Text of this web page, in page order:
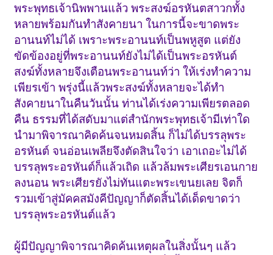
พระพุทธเจ้านิพพานแล้ว พระสงฆ์อรหันตสาวกทั้ง
หลายพร้อมกันทำสังคายนา ในการนี้จะขาดพระ
อานนท์ไม่ได้ เพราะพระอานนท์เป็นพหูสูต แต่ยัง
ขัดข้องอยู่ที่พระอานนท์ยังไม่ได้เป็นพระอรหันต์
สงฆ์ทั้งหลายจึงเตือนพระอานนท์ว่า ให้เร่งทำความ
เพียรเข้า พรุ่งนี้แล้วพระสงฆ์ทั้งหลายจะได้ทำ
สังคายนาในคืนวันนั้น ท่านได้เร่งความเพียรตลอด
คืน ธรรมที่ได้สดับมาแต่สำนักพระพุทธเจ้ามีเท่าใด
นำมาพิจารณาคิดค้นจนหมดสิ้น ก็ไม่ได้บรรลุพระ
อรหันต์ จนอ่อนเพลียจึงตัดสินใจว่า เอาเถอะไม่ได้
บรรลุพระอรหันต์ก็แล้วเถิด แล้วล้มพระเศียรเอนกาย
ลงนอน พระเศียรยังไม่ทันแตะพระเขนยเลย จิตก็
รวมเข้าสู่มัคคสมังคีปัญญาก็ตัดสิ้นได้เด็ดขาดว่า
บรรลุพระอรหันต์แล้ว
ผู้มีปัญญาพิจารณาคิดค้นเหตุผลในสิ่งนั้นๆ แล้ว